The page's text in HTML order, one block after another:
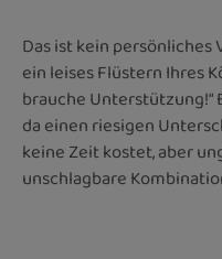
Das ist kein
ein leises Flüstern Ihres
brauche Unterstützung!“
da einen riesigen
keine Zeit kostet, aber
unschlagbare